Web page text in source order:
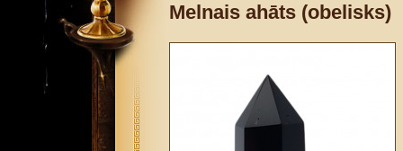
Melnais ahāts (obelisks)